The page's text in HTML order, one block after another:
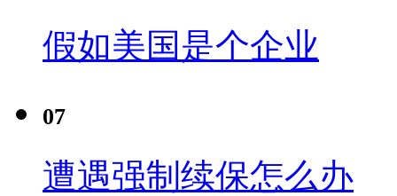
假如美国是个企业
07
遭遇强制续保怎么办